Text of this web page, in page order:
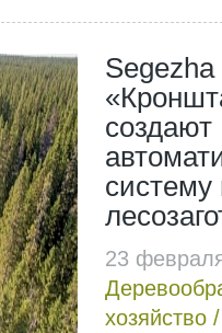
создают
систему
23
хозяйство